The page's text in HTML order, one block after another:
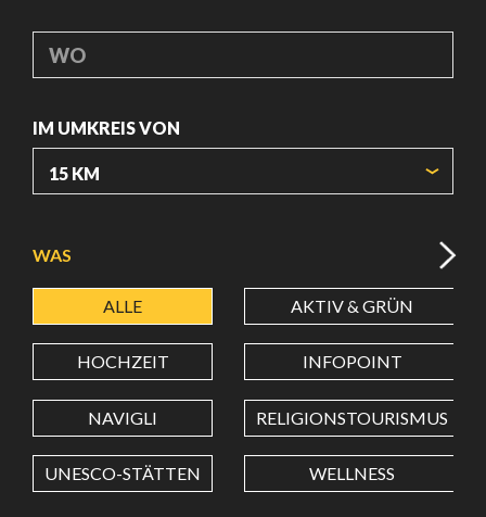
WO
IM UMKREIS VON
BREITENGRAD
LÄNGENGRAD
Wert in Dezimalgrad. Punkt (.) als Dezimalzeichen
WAS
ALLE AKTIV & GRÜN
HOCHZEIT INFOPOINT
NAVIGLI RELIGIONSTOURISMUS
UNESCO-STÄTTEN WELLNESS